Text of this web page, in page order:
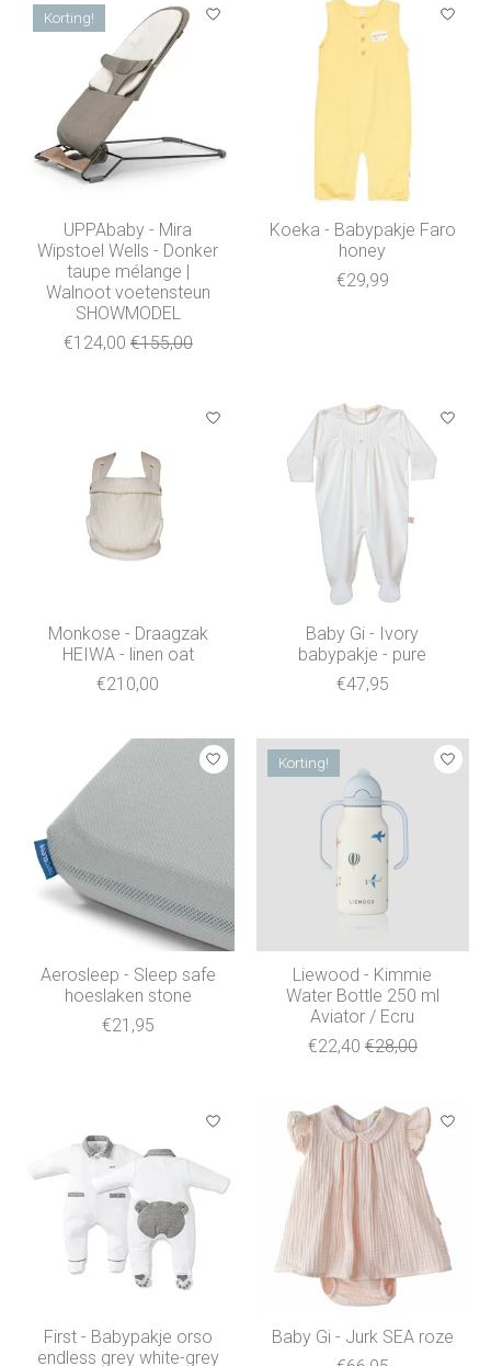
Korting!
UPPAbaby - Mira
Wipstoel Wells - Donker
taupe mélange |
Walnoot voetensteun
SHOWMODEL
€124,00 €155,00
Koeka - Babypakje Faro
honey
€29,99
Monkose - Draagzak
HEIWA - linen oat
€210,00
Baby Gi - Ivory
babypakje - pure
€47,95
Aerosleep - Sleep safe
hoeslaken stone
€21,95
Korting!
Liewood - Kimmie
Water Bottle 250 ml
Aviator / Ecru
€22,40 €28,00
First - Babypakje orso
endless grey white-grey
Baby Gi - Jurk SEA roze